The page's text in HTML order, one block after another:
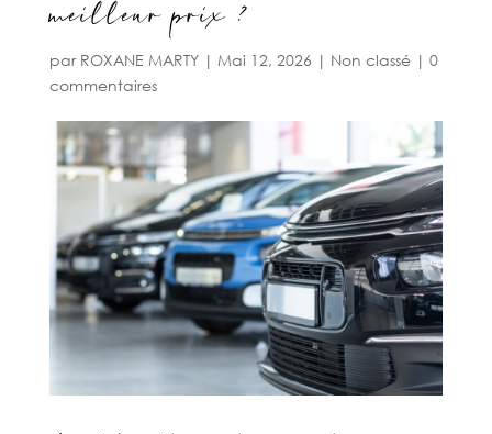
meilleur prix ?
par ROXANE MARTY| Mai 12, 2026 | Non classé| 0
commentaires